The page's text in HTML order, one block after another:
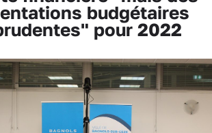
budgétaires
pour 2022